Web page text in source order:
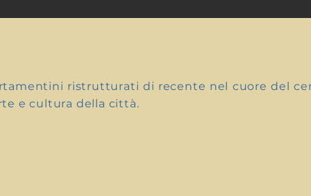
ristrutturati di recente nel cuore del
e cultura della città.